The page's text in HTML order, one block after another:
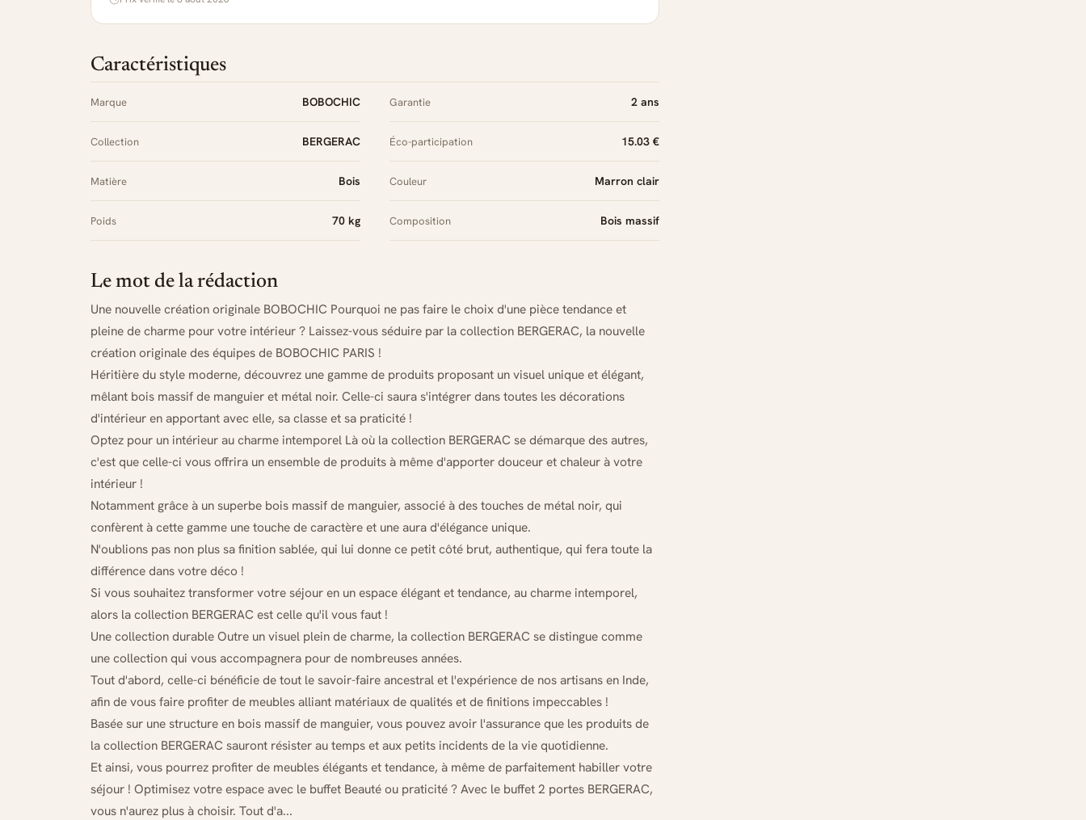
Caractéristiques
Marque BOBOCHIC
Collection BERGERAC
Matière Bois
Poids 70 kg
Garantie 2 ans
Éco-participation 15.03 €
Couleur Marron clair
Composition Bois massif
Le mot de la rédaction
Une nouvelle création originale BOBOCHIC Pourquoi ne pas faire le choix d'une pièce tendance et
pleine de charme pour votre intérieur ? Laissez-vous séduire par la collection BERGERAC, la nouvelle
création originale des équipes de BOBOCHIC PARIS !
Héritière du style moderne, découvrez une gamme de produits proposant un visuel unique et élégant,
mêlant bois massif de manguier et métal noir. Celle-ci saura s'intégrer dans toutes les décorations
d'intérieur en apportant avec elle, sa classe et sa praticité !
Optez pour un intérieur au charme intemporel Là où la collection BERGERAC se démarque des autres,
c'est que celle-ci vous offrira un ensemble de produits à même d'apporter douceur et chaleur à votre
intérieur !
Notamment grâce à un superbe bois massif de manguier, associé à des touches de métal noir, qui
confèrent à cette gamme une touche de caractère et une aura d'élégance unique.
N'oublions pas non plus sa finition sablée, qui lui donne ce petit côté brut, authentique, qui fera toute la
différence dans votre déco !
Si vous souhaitez transformer votre séjour en un espace élégant et tendance, au charme intemporel,
alors la collection BERGERAC est celle qu'il vous faut !
Une collection durable Outre un visuel plein de charme, la collection BERGERAC se distingue comme
une collection qui vous accompagnera pour de nombreuses années.
Tout d'abord, celle-ci bénéficie de tout le savoir-faire ancestral et l'expérience de nos artisans en Inde,
afin de vous faire profiter de meubles alliant matériaux de qualités et de finitions impeccables !
Basée sur une structure en bois massif de manguier, vous pouvez avoir l'assurance que les produits de
la collection BERGERAC sauront résister au temps et aux petits incidents de la vie quotidienne.
Et ainsi, vous pourrez profiter de meubles élégants et tendance, à même de parfaitement habiller votre
séjour ! Optimisez votre espace avec le buffet Beauté ou praticité ? Avec le buffet 2 portes BERGERAC,
vous n'aurez plus à choisir. Tout d'a...